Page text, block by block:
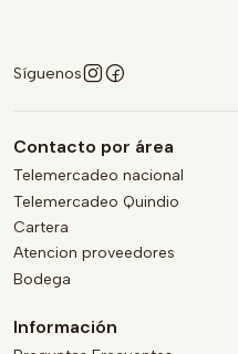
Síguenos
Contacto por área
Telemercadeo nacional
Telemercadeo Quindio
Cartera
Atencion proveedores
Bodega
Información